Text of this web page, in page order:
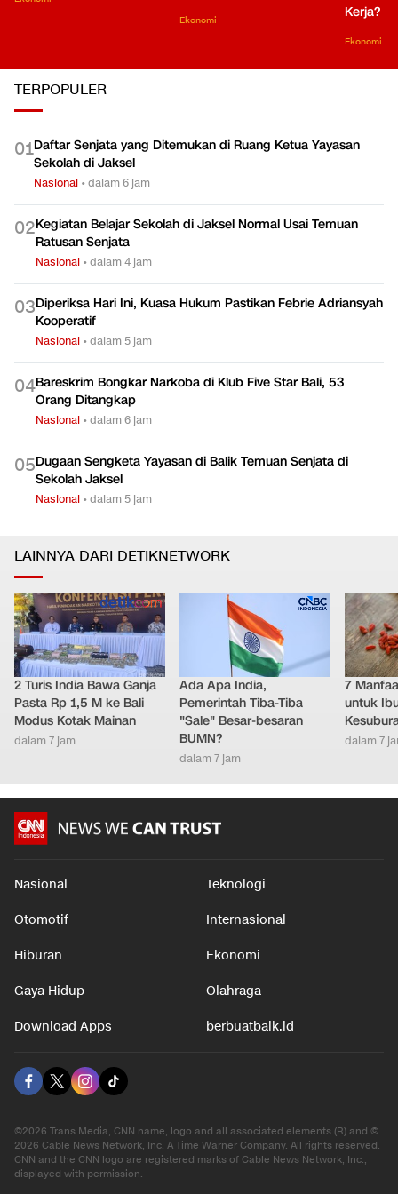
Ekonomi
Kerja?
Ekonomi
TERPOPULER
01Daftar Senjata yang Ditemukan di Ruang Ketua Yayasan
Sekolah di Jaksel
Nasional •dalam 6 jam
02Kegiatan Belajar Sekolah di Jaksel Normal Usai Temuan
Ratusan Senjata
Nasional •dalam 4 jam
03Diperiksa Hari Ini, Kuasa Hukum Pastikan Febrie Adriansyah
Kooperatif
Nasional •dalam 5 jam
04Bareskrim Bongkar Narkoba di Klub Five Star Bali, 53
Orang Ditangkap
Nasional •dalam 6 jam
05Dugaan Sengketa Yayasan di Balik Temuan Senjata di
Sekolah Jaksel
Nasional •dalam 5 jam
LAINNYA DARI DETIKNETWORK
2 Turis India Bawa Ganja
Pasta Rp 1,5 M ke Bali
Modus Kotak Mainan
dalam 7 jam
Ada Apa India,
Pemerintah Tiba-Tiba
"Sale" Besar-besaran
BUMN?
dalam 7 jam
7
untuk
dalam 7
Nasional Teknologi
Otomotif Internasional
Hiburan Ekonomi
Gaya Hidup Olahraga
Download Apps berbuatbaik.id
©2026 Trans Media, CNN name, logo and all associated elements (R) and ©
2026 Cable News Network, Inc. A Time Warner Company. All rights reserved.
CNN and the CNN logo are registered marks of Cable News Network, Inc.,
displayed with permission.